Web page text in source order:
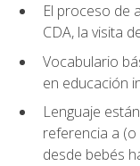
El proceso de
CDA, la visita
Vocabulario
en educación
Lenguaje
referencia a
desde bebés